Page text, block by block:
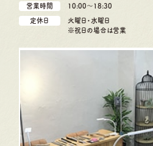
営業時間 10:00〜18:30
定休日
火曜日・水曜日
※祝日の場合は営業